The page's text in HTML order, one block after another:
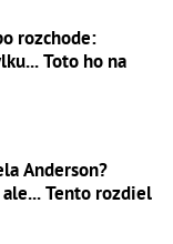
rozchode:
Toto ho na
Anderson?
Tento rozdiel